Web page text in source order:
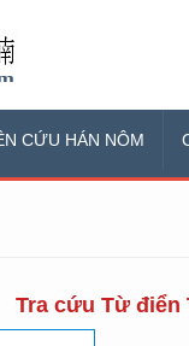
CỨU HÁN NÔM
Tra cứu Từ